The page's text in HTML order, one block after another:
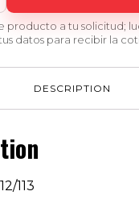
producto a tu solicitud;
datos para recibir la
DESCRIPTION
113